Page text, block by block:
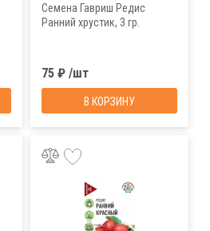
Семена Гавриш Редис
Ранний хрустик, 3 гр.
75 ₽ /шт
В КОРЗИНУ